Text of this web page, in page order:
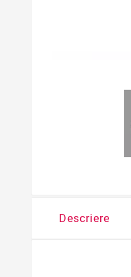
Descriere